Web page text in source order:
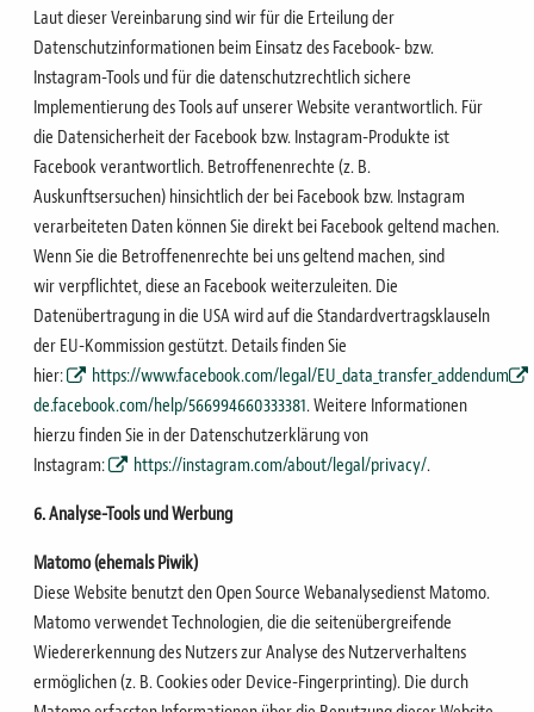
Laut dieser Vereinbarung sind wir für die Erteilungder
Datenschutzinformationen beim Einsatz des Facebook- bzw.
Instagram-Tools und für die datenschutzrechtlich sichere
Implementierung des Tools auf unserer Website verantwortlich. Für
die Datensicherheit der Facebook bzw. Instagram-Produkte ist
Facebook verantwortlich. Betroffenenrechte (z. B.
Auskunftsersuchen) hinsichtlich der bei Facebook bzw. Instagram
verarbeiteten Daten können Sie direkt bei Facebook geltend machen.
Wenn Sie die Betroffenenrechte bei uns geltend machen, sind
wirverpflichtet, diese an Facebook weiterzuleiten. Die
Datenübertragung in die USA wird auf die Standardvertragsklauseln
der EU-Kommission gestützt. Details finden Sie
hier:
https://www.facebook.com/legal/EU_data_transfer_addendum
de.facebook.com/help/566994660333381. Weitere Informationen
hierzu finden Sie in der Datenschutzerklärung von
Instagram:
https://instagram.com/about/legal/privacy/.
6. Analyse-Tools und Werbung
Matomo (ehemals Piwik)
Diese Website benutzt den Open Source Webanalysedienst Matomo.
Matomo verwendet Technologien, die die seitenübergreifende
Wiedererkennung des Nutzers zur Analyse des Nutzerverhaltens
ermöglichen (z. B. Cookies oder Device-Fingerprinting). Die durch